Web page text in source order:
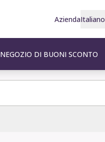
AziendaItaliano
NEGOZIO DI BUONI SCONTO